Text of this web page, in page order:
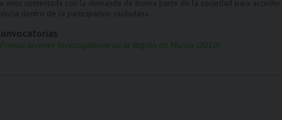
Premio Jóvenes Investigadores de la Región de Murcia (2010)